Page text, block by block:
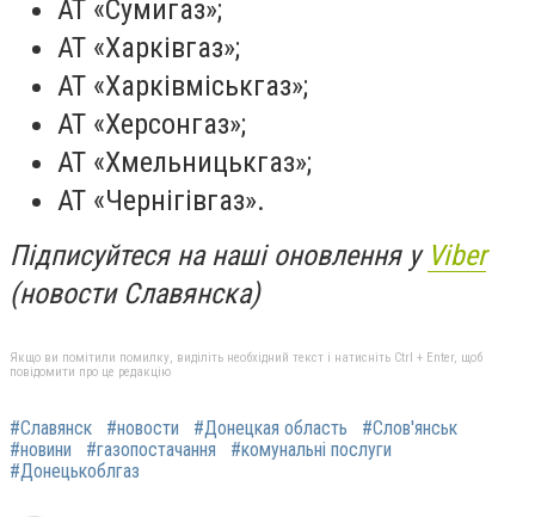
АТ «Сумигаз»;
АТ «Харківгаз»;
АТ «Харківміськгаз»;
АТ «Херсонгаз»;
АТ «Хмельницькгаз»;
АТ «Чернігівгаз».
Підписуйтеся на наші оновлення у Viber
(новости Славянска)
Якщо ви помітили помилку, виділіть необхідний текст і натисніть Ctrl + Enter, щоб
повідомити про це редакцію
#Славянск #новости #Донецкая область
#Слов'янськ
#новини
#газопостачання
#комунальні послуги
#Донецькоблгаз